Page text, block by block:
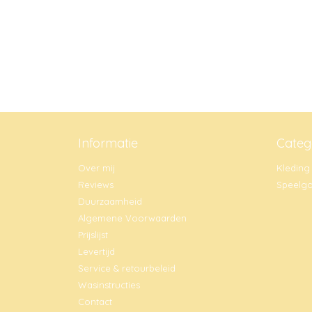
Informatie
Over mij
Reviews
Duurzaamheid
Algemene Voorwaarden
Prijslijst
Levertijd
Service & retourbeleid
Wasinstructies
Contact
Kleding